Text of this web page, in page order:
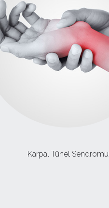
Karpal Tünel Sendromu